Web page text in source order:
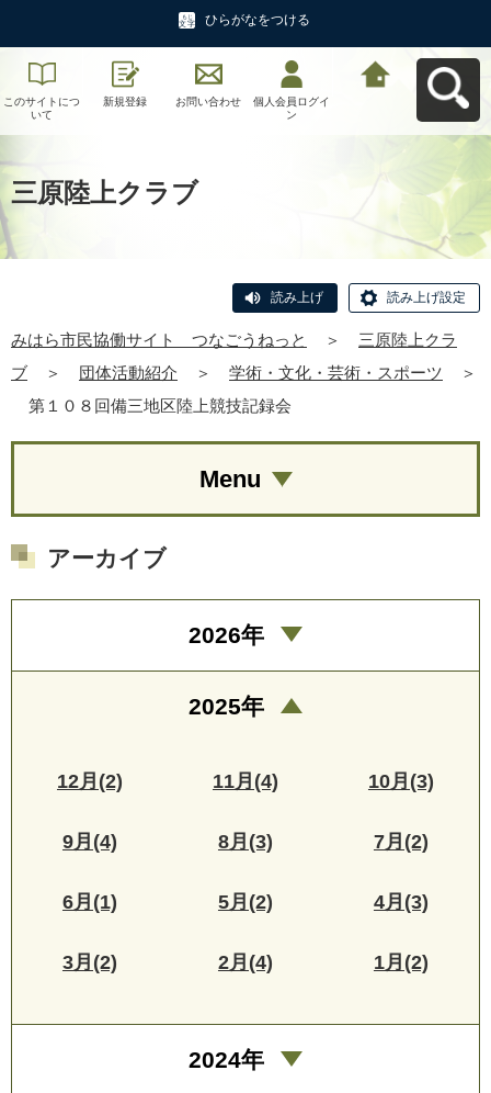
ひらがなをつける
このサイトにつ
いて
新規登録 お問い合わせ
個人会員ログイ
ン
三原陸上クラブ
読み上げ 読み上げ設定
みはら市民協働サイト つなごうねっと ＞
三原陸上クラ
ブ
＞ 団体活動紹介 ＞ 学術・文化・芸術・スポーツ
＞
第１０８回備三地区陸上競技記録会
Menu
アーカイブ
2026年
2025年
12月(2) 11月(4) 10月(3)
9月(4) 8月(3) 7月(2)
6月(1) 5月(2) 4月(3)
3月(2) 2月(4) 1月(2)
2024年